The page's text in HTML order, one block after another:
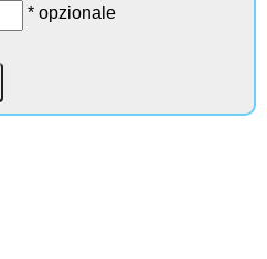
* opzionale